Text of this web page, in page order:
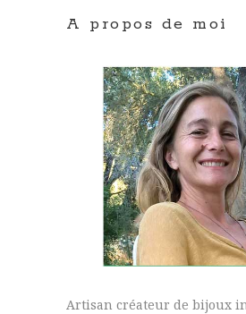
A propos de moi
Artisan créateur de bijoux